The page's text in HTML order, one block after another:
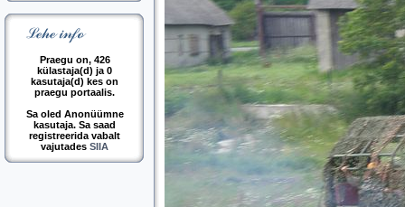
Praegu on, 426
külastaja(d) ja 0
kasutaja(d) kes on
praegu portaalis.
Sa oled Anonüümne
kasutaja. Sa saad
registreerida vabalt
vajutades SIIA